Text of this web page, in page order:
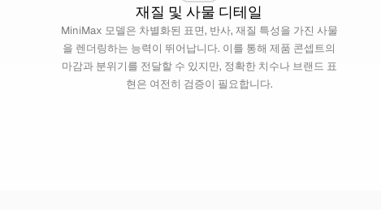
재질 및 사물 디테일
MiniMax 모델은 차별화된 표면, 반사, 재질 특성을 가진 사물
을 렌더링하는 능력이 뛰어납니다. 이를 통해 제품 콘셉트의
마감과 분위기를 전달할 수 있지만, 정확한 치수나 브랜드 표
현은 여전히 검증이 필요합니다.